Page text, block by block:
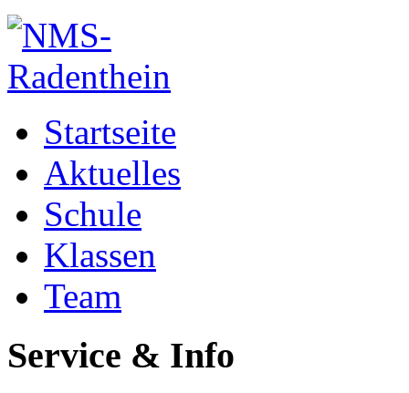
Startseite
Aktuelles
Schule
Klassen
Team
Service & Info